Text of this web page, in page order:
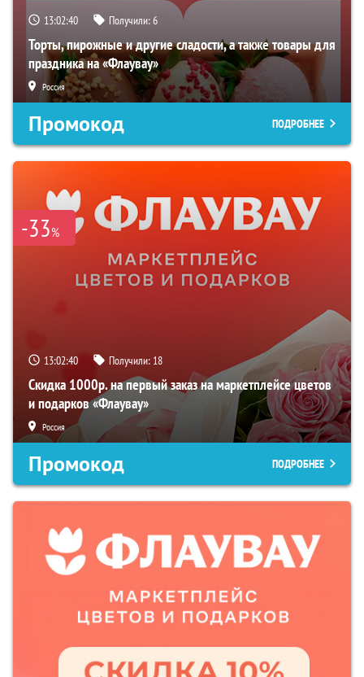
13:02:39 Получили:6
Торты, пирожные и другие сладости, а также товары для
праздника на «Флаувау»
Россия
Промокод ПОДРОБНЕЕ
-33%
13:02:39 Получили: 18
Скидка 1000р. на первый заказ на маркетплейсе цветов
и подарков «Флаувау»
Россия
Промокод ПОДРОБНЕЕ